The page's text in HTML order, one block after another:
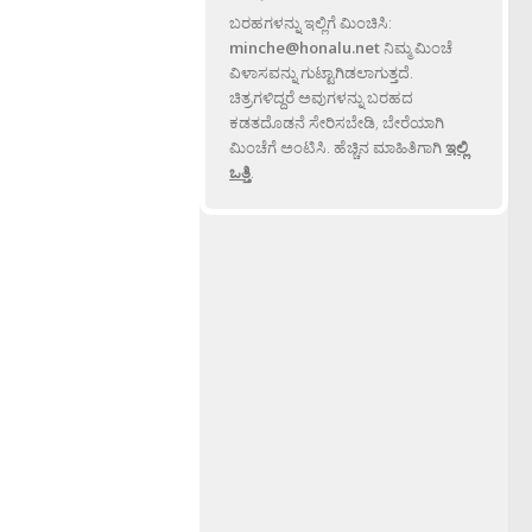
ಬರಹಗಳನ್ನು ಇಲ್ಲಿಗೆ ಮಿಂಚಿಸಿ:
minche@honalu.netನಿಮ್ಮ ಮಿಂಚೆ
ವಿಳಾಸವನ್ನು ಗುಟ್ಟಾಗಿಡಲಾಗುತ್ತದೆ.
ಚಿತ್ರಗಳಿದ್ದರೆ ಅವುಗಳನ್ನು ಬರಹದ
ಕಡತದೊಡನೆ ಸೇರಿಸಬೇಡಿ, ಬೇರೆಯಾಗಿ
ಮಿಂಚೆಗೆ ಅಂಟಿಸಿ. ಹೆಚ್ಚಿನ ಮಾಹಿತಿಗಾಗಿಇಲ್ಲಿ
ಒತ್ತಿ.